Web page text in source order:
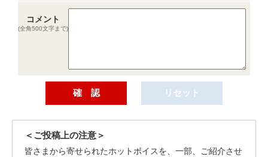
コメント
(全角500文字まで)
＜ご投稿上の注意＞
皆さまから寄せられたホットボイスを、一部、ご紹介させ